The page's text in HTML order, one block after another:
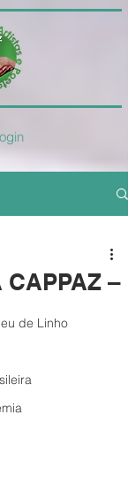
de Linho
CAPPAZ –